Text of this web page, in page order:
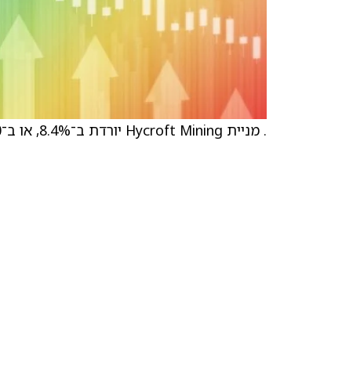
. מניית Hycroft Mining יורדת ב־8.4%, או ב־2.10 דולר, לרמה של 22.91 דולר.